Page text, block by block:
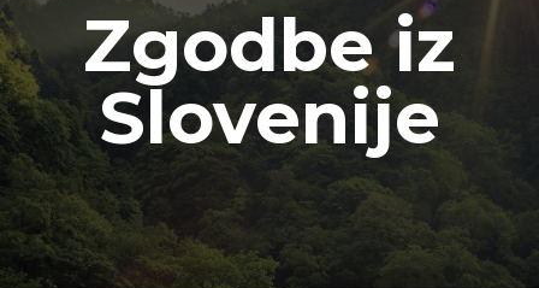
Zgodbe iz
Slovenije